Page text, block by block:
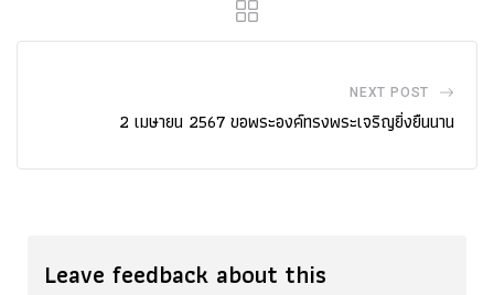
NEXT POST
2 เมษายน 2567 ขอพระองค์ทรงพระเจริญยิ่งยืนนาน
Leave feedback about this